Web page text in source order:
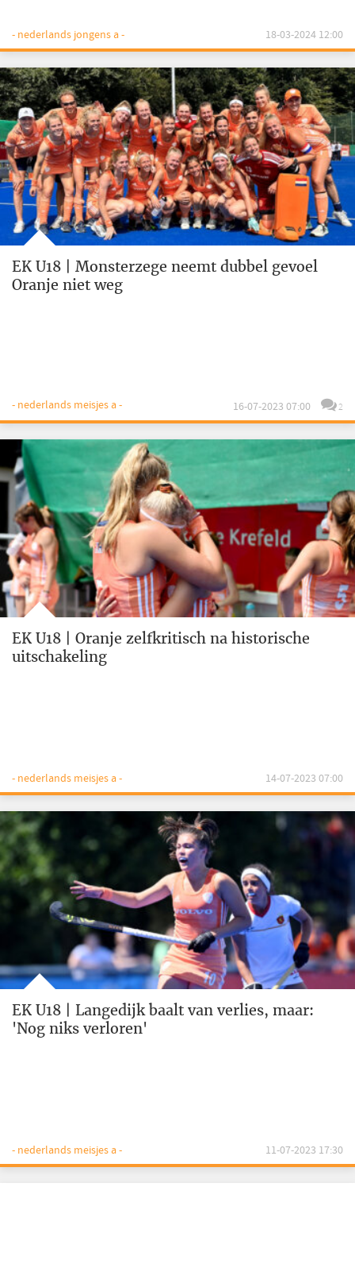
- nederlands jongens a - 18-03-2024 12:00
EK U18 | Monsterzege neemt dubbel gevoel
Oranje niet weg
- nederlands meisjes a - 16-07-2023 07:00 2
EK U18 | Oranje zelfkritisch na historische
uitschakeling
- nederlands meisjes a - 14-07-2023 07:00
EK U18 | Langedijk baalt van verlies, maar:
'Nog niks verloren'
- nederlands meisjes a - 11-07-2023 17:30